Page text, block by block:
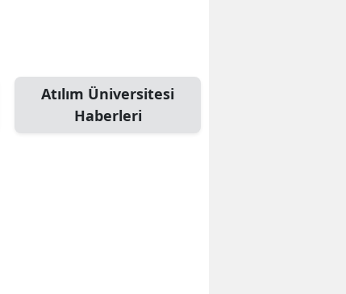
Atılım Üniversitesi
Haberleri